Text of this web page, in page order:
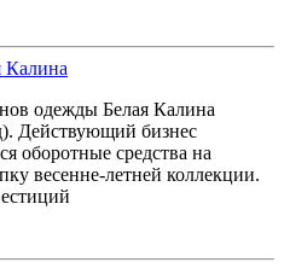
Калина
одежды Белая Калина
Действующий бизнес
оборотные средства на
весенне-летней коллекции.